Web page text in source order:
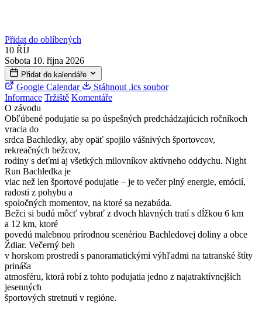
Přidat do oblíbených
10 ŘÍJ
Sobota 10. října 2026
Přidat do kalendáře
Google Calendar
Stáhnout .ics soubor
Informace Tržiště Komentáře
O závodu
Obľúbené podujatie sa po úspešných predchádzajúcich ročníkoch
vracia do
srdca Bachledky, aby opäť spojilo vášnivých športovcov,
rekreačných bežcov,
rodiny s deťmi aj všetkých milovníkov aktívneho oddychu. Night
Run Bachledka je
viac než len športové podujatie – je to večer plný energie, emócií,
radosti z pohybu a
spoločných momentov, na ktoré sa nezabúda.
Bežci si budú môcť vybrať z dvoch hlavných tratí s dĺžkou 6 km
a 12 km, ktoré
povedú malebnou prírodnou scenériou Bachledovej doliny a obce
Ždiar. Večerný beh
v horskom prostredí s panoramatickými výhľadmi na tatranské štíty
prináša
atmosféru, ktorá robí z tohto podujatia jedno z najatraktívnejších
jesenných
športových stretnutí v regióne.